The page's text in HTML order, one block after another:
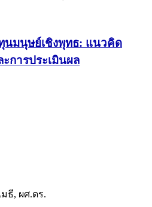
นมนุษย์เชิงพุทธ: แนวคิด
การประเมินผล
ธี, ผศ.ดร.